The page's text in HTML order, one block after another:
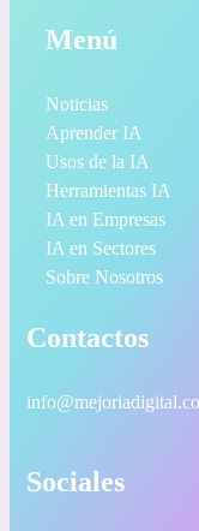
Menú
Noticias
Aprender IA
Usos de la IA
Herramientas IA
IA en Empresas
IA en Sectores
Sobre Nosotros
Contactos
Sociales